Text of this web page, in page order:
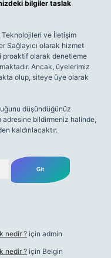
bilgiler taslak
Teknolojileri ve İletişim
Sağlayıcı olarak hizmet
proaktif olarak denetleme
Ancak, üyelerimiz
olup, siteye üye olarak
düşündüğünüz
adresine bildirmeniz halinde,
kaldırılacaktır.
nedir ? için admin
nedir ? için Belgin